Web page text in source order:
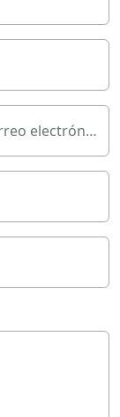
Vuelva a introducir su dirección de correo electrónico